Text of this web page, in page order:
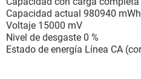
Capacidad actual 980940
Voltaje 15000 mV
Nivel de desgaste 0 %
Estado de energía Línea CA